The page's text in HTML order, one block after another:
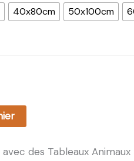
40x80cm 50x100cm
des Tableaux Animaux